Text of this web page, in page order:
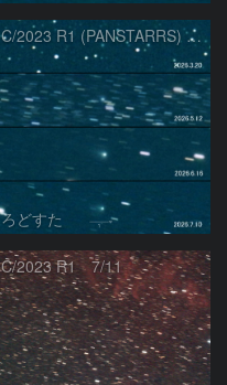
C/2023 R1 (PANSTARRS) の変化
ろどすた
C/2023 R1 7/11